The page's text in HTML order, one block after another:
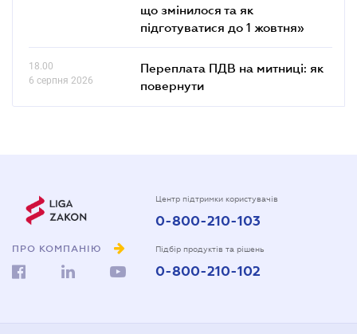
що змінилося та як
підготуватися до 1 жовтня»
18.00
6 серпня 2026
Переплата ПДВ на митниці: як
повернути
ПРО КОМПАНІЮ
Центр підтримки користувачів
0-800-210-103
Підбір продуктів та рішень
0-800-210-102